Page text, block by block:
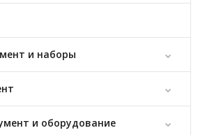
и наборы
и оборудование